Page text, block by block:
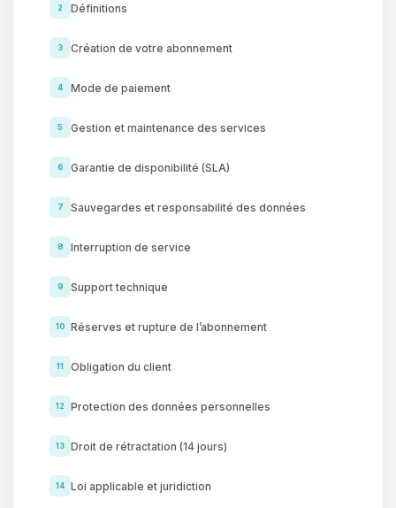
2 Définitions
3 Création de votre abonnement
4 Mode de paiement
5 Gestion et maintenance des services
6 Garantie de disponibilité (SLA)
7 Sauvegardes et responsabilité des données
8 Interruption de service
9 Support technique
10 Réserves et rupture de l’abonnement
11 Obligation du client
12 Protection des données personnelles
13 Droit de rétractation (14 jours)
14 Loi applicable et juridiction